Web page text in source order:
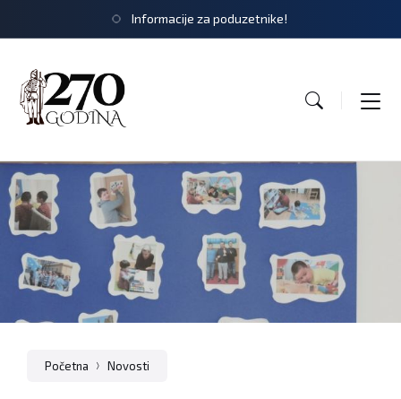
Informacije za poduzetnike!
Početna Novosti